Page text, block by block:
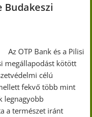
Budakeszi
Az OTP Bank és a Pilisi
megállapodást kötött
célú
fekvő több mint
legnagyobb
a természet iránt